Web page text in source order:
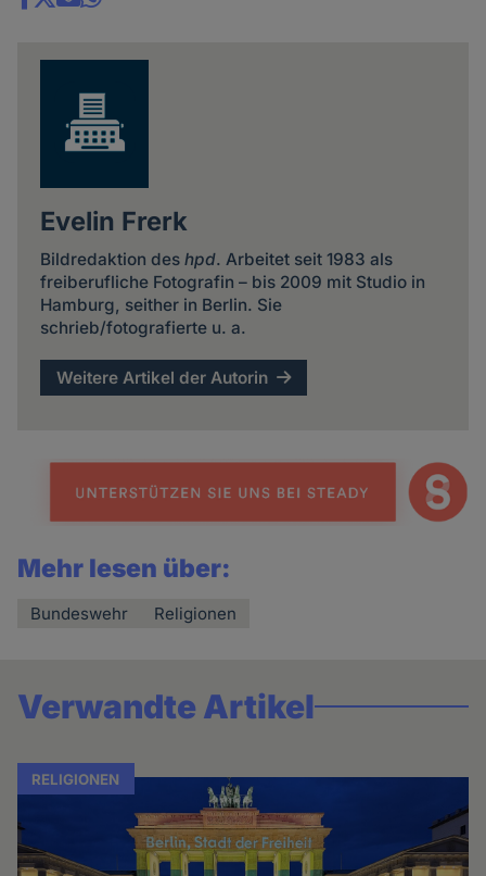
Share
Evelin Frerk
Bildredaktion des hpd. Arbeitet seit 1983 als
freiberufliche Fotografin – bis 2009 mit Studio in
Hamburg, seither in Berlin. Sie
schrieb/fotografierte u. a.
Weitere Artikel der Autorin
Mehr lesen über:
Bundeswehr Religionen
Verwandte Artikel
RELIGIONEN